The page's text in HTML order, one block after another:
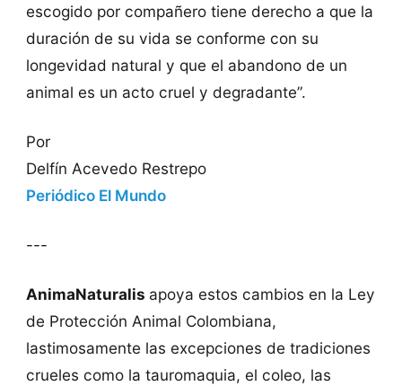
escogido por compañero tiene derecho a que la
duración de su vida se conforme con su
longevidad natural y que el abandono de un
animal es un acto cruel y degradante”.
Por
Delfín Acevedo Restrepo
Periódico El Mundo
---
AnimaNaturalis apoya estos cambios en la Ley
de Protección Animal Colombiana,
lastimosamente las excepciones de tradiciones
crueles como la tauromaquia, el coleo, las